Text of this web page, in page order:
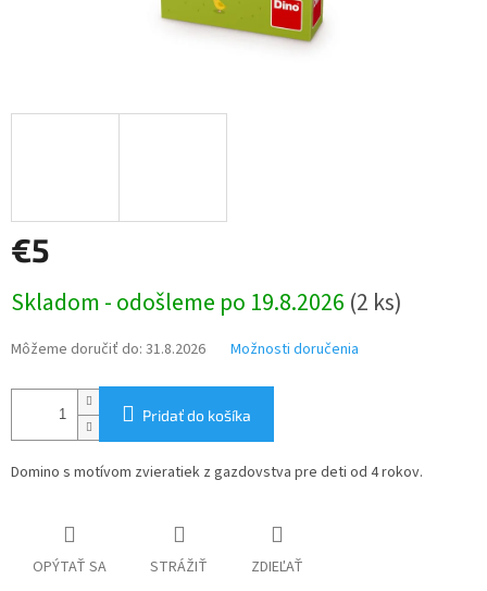
€5
cena:
Skladom - odošleme po 19.8.2026 (2 ks)
Môžeme doručiť do: 31.8.2026 Možnosti doručenia
Pridať do košíka
Domino s motívom zvieratiek z gazdovstva pre deti od 4 rokov.
OPÝTAŤ SA STRÁŽIŤ ZDIEĽAŤ